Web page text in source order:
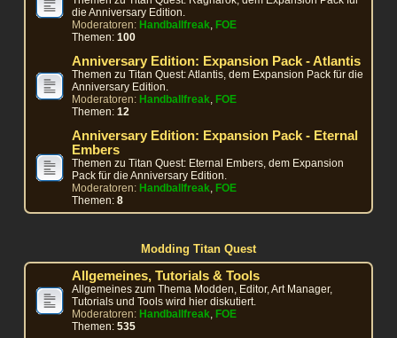
die Anniversary Edition.
Moderatoren: Handballfreak, FOE
Themen:100
Anniversary Edition: Expansion Pack - Atlantis
Themen zu Titan Quest: Atlantis, dem Expansion Pack für die
Anniversary Edition.
Moderatoren: Handballfreak, FOE
Themen:12
Anniversary Edition: Expansion Pack - Eternal
Embers
Themen zu Titan Quest: Eternal Embers, dem Expansion
Pack für die Anniversary Edition.
Moderatoren: Handballfreak, FOE
Themen:8
Modding Titan Quest
Allgemeines, Tutorials & Tools
Allgemeines zum Thema Modden, Editor, Art Manager,
Tutorials und Tools wird hier diskutiert.
Moderatoren: Handballfreak, FOE
Themen:535